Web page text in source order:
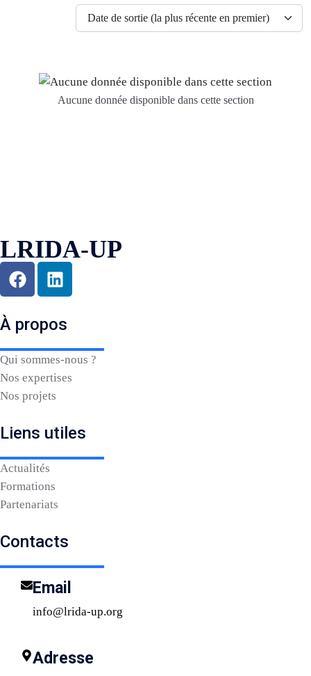
Aucune donnée disponible dans cette section
LRIDA-UP
À propos
Qui sommes-nous ?
Nos expertises
Nos projets
Liens utiles
Actualités
Formations
Partenariats
Contacts
Email
info@lrida-up.org
Adresse